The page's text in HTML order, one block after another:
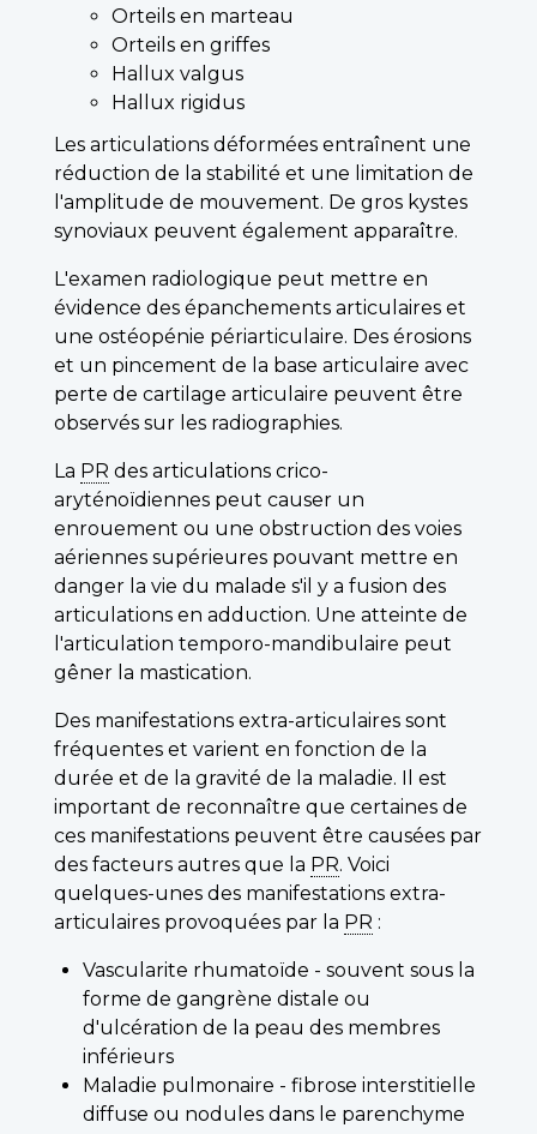
Orteils en marteau
Orteils en griffes
Hallux valgus
Hallux rigidus
Les articulations déformées entraînent une
réduction de la stabilité et une limitation de
l'amplitude de mouvement. De gros kystes
synoviaux peuvent également apparaître.
L'examen radiologique peut mettre en
évidence des épanchements articulaires et
une ostéopénie périarticulaire. Des érosions
et un pincement de la base articulaire avec
perte de cartilage articulaire peuvent être
observés sur les radiographies.
La PR des articulations crico-
aryténoïdiennes peut causer un
enrouement ou une obstruction des voies
aériennes supérieures pouvant mettre en
danger la vie du malade s'il y a fusion des
articulations en adduction. Une atteinte de
l'articulation temporo-mandibulaire peut
gêner la mastication.
Des manifestations extra-articulaires sont
fréquentes et varient en fonction de la
durée et de la gravité de la maladie. Il est
important de reconnaître que certaines de
ces manifestations peuvent être causées par
des facteurs autres que la PR. Voici
quelques-unes des manifestations extra-
articulaires provoquées par la PR :
Vascularite rhumatoïde - souvent sous la
forme de gangrène distale ou
d'ulcération de la peau des membres
inférieurs
Maladie pulmonaire - fibrose interstitielle
diffuse ou nodules dans le parenchyme